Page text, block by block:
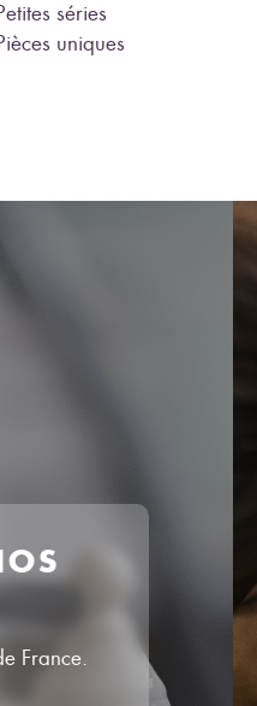
séries
uniques
France.